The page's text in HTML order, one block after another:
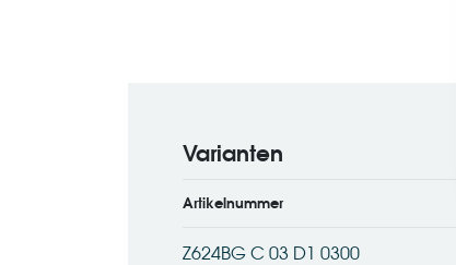
Varianten
Artikelnummer
Z624BG C 03 D1 0300